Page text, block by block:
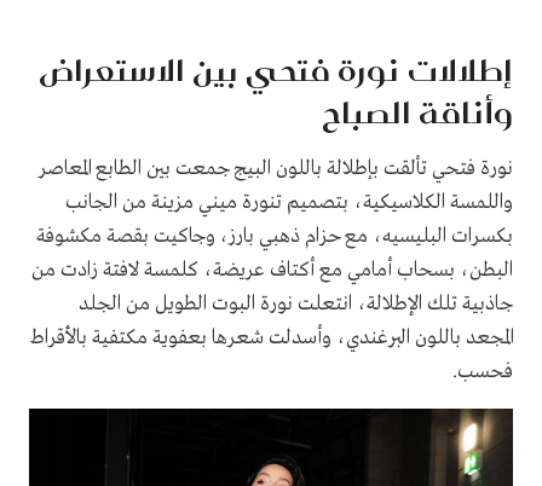
إطلالات نورة فتحي بين الاستعراض
وأناقة الصباح
نورة فتحي تألقت بإطلالة باللون البيج جمعت بين الطابع المعاصر
واللمسة الكلاسيكية، بتصميم تنورة ميني مزينة من الجانب
بكسرات البليسيه، مع حزام ذهبي بارز، وجاكيت بقصة مكشوفة
البطن، بسحاب أمامي مع أكتاف عريضة، كلمسة لافتة زادت من
جاذبية تلك الإطلالة، انتعلت نورة البوت الطويل من الجلد
المجعد باللون البرغندي، وأسدلت شعرها بعفوية مكتفية بالأقراط
فحسب.